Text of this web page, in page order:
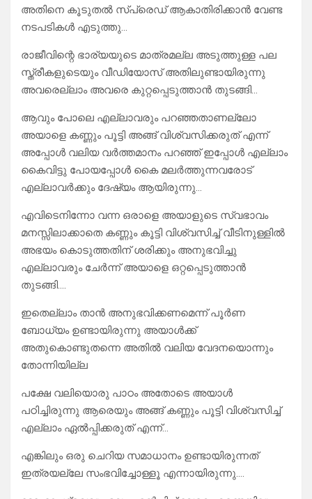
അതിനെ കൂടുതൽ സ്പ്രെഡ് ആകാതിരിക്കാൻ വേണ്ട
നടപടികൾ എടുത്തു…
രാജീവിന്റെ ഭാര്യയുടെ മാത്രമല്ല അടുത്തുള്ള പല
സ്ത്രീകളുടെയും വീഡിയോസ് അതിലുണ്ടായിരുന്നു
അവരെല്ലാം അവരെ കുറ്റപ്പെടുത്താൻ തുടങ്ങി…
ആവും പോലെ എല്ലാവരും പറഞ്ഞതാണല്ലോ
അയാളെ കണ്ണും പൂട്ടി അങ്ങ് വിശ്വസിക്കരുത് എന്ന്
അപ്പോൾ വലിയ വർത്തമാനം പറഞ്ഞ് ഇപ്പോൾ എല്ലാം
കൈവിട്ടു പോയപ്പോൾ കൈ മലർത്തുന്നവരോട്
എല്ലാവർക്കും ദേഷ്യം ആയിരുന്നു…
എവിടെനിന്നോ വന്ന ഒരാളെ അയാളുടെ സ്വഭാവം
മനസ്സിലാക്കാതെ കണ്ണും കൂട്ടി വിശ്വസിച്ച് വീടിനുള്ളിൽ
അഭയം കൊടുത്തതിന് ശരിക്കും അനുഭവിച്ചു
എല്ലാവരും ചേർന്ന് അയാളെ ഒറ്റപ്പെടുത്താൻ
തുടങ്ങി….
ഇതെല്ലാം താൻ അനുഭവിക്കണമെന്ന് പൂർണ
ബോധ്യം ഉണ്ടായിരുന്നു അയാൾക്ക്
അതുകൊണ്ടുതന്നെ അതിൽ വലിയ വേദനയൊന്നും
തോന്നിയില്ല
പക്ഷേ വലിയൊരു പാഠം അതോടെ അയാൾ
പഠിച്ചിരുന്നു ആരെയും അങ്ങ് കണ്ണും പൂട്ടി വിശ്വസിച്ച്
എല്ലാം ഏൽപ്പിക്കരുത് എന്ന്…
എങ്കിലും ഒരു ചെറിയ സമാധാനം ഉണ്ടായിരുന്നത്
ഇത്രയല്ലേ സംഭവിച്ചോള്ളൂ എന്നായിരുന്നു….